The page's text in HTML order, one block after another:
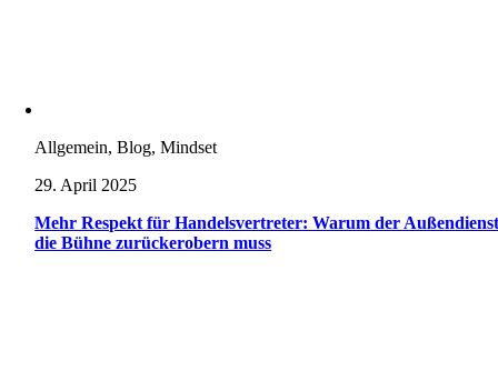
Allgemein, Blog, Mindset
29. April 2025
Mehr Respekt für Handelsvertreter: Warum der
die Bühne zurückerobern muss